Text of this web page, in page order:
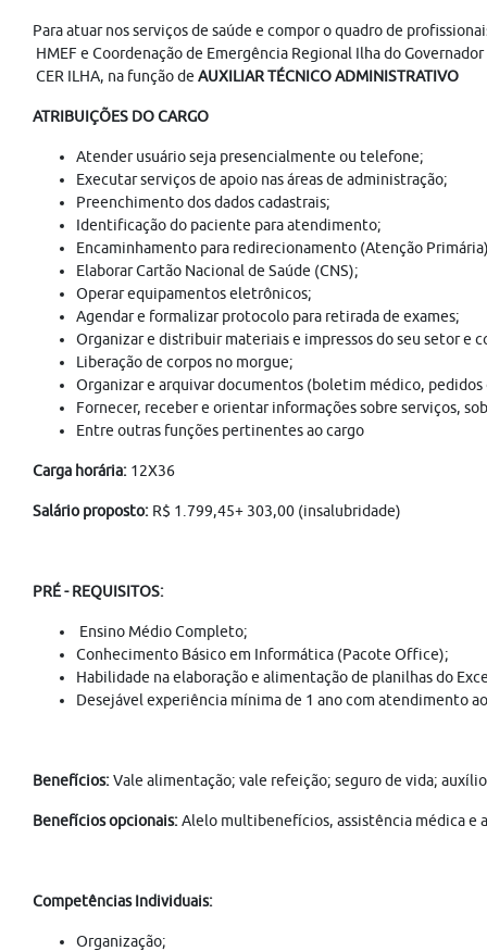
Para atuar nos serviços de saúde e compor o quadro de
HMEF e Coordenação de Emergência Regional Ilha do Governador
CER ILHA, na função de AUXILIAR TÉCNICO ADMINISTRATIVO
ATRIBUIÇÕES DO CARGO
Atender usuário seja presencialmente ou telefone;
Executar serviços de apoio nas áreas de administração;
Preenchimento dos dados cadastrais;
Identificação do paciente para atendimento;
Encaminhamento para redirecionamento (Atenção
Elaborar Cartão Nacional de Saúde (CNS);
Operar equipamentos eletrônicos;
Agendar e formalizar protocolo para retirada de exames;
Organizar e distribuir materiais e impressos do seu setor e
Liberação de corpos no morgue;
Organizar e arquivar documentos (boletim médico,
Fornecer, receber e orientar informações sobre serviços,
Entre outras funções pertinentes ao cargo
Carga horária: 12X36
Salário proposto: R$ 1.799,45+ 303,00 (insalubridade)
PRÉ - REQUISITOS:
Ensino Médio Completo;
Conhecimento Básico em Informática (Pacote Office);
Habilidade na elaboração e alimentação de planilhas do
Desejável experiência mínima de 1 ano com atendimento
Benefícios:Vale alimentação; vale refeição; seguro de vida;
Benefícios opcionais:Alelo multibenefícios, assistência médica e
Competências Individuais:
Organização;